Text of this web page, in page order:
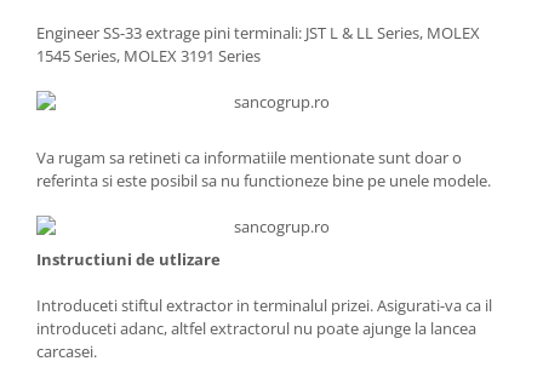
Engineer SS-33 extrage pini terminali: JST L & LL Series, MOLEX
1545 Series, MOLEX 3191 Series
Va rugam sa retineti ca informatiile mentionate sunt doar o
referinta si este posibil sa nu functioneze bine pe unele modele.
Instructiuni de utlizare
Introduceti stiftul extractor in terminalul prizei. Asigurati-va ca il
introduceti adanc, altfel extractorul nu poate ajunge la lancea
carcasei.